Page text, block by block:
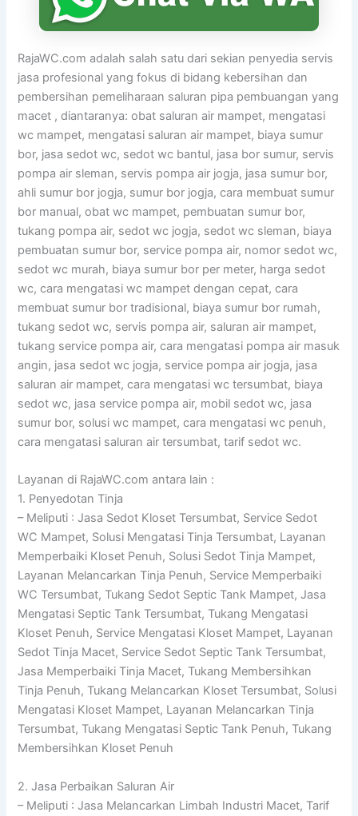
RajaWC.com adalah salah satu dari sekian penyedia servis
jasa profesional yang fokus di bidang kebersihan dan
pembersihan pemeliharaan saluran pipa pembuangan yang
macet , diantaranya: obat saluran air mampet, mengatasi
wc mampet, mengatasi saluran air mampet, biaya sumur
bor, jasa sedot wc, sedot wc bantul, jasa bor sumur, servis
pompa air sleman, servis pompa air jogja, jasa sumur bor,
ahli sumur bor jogja, sumur bor jogja, cara membuat sumur
bor manual, obat wc mampet, pembuatan sumur bor,
tukang pompa air, sedot wc jogja, sedot wc sleman, biaya
pembuatan sumur bor, service pompa air, nomor sedot wc,
sedot wc murah, biaya sumur bor per meter, harga sedot
wc, cara mengatasi wc mampet dengan cepat, cara
membuat sumur bor tradisional, biaya sumur bor rumah,
tukang sedot wc, servis pompa air, saluran air mampet,
tukang service pompa air, cara mengatasi pompa air masuk
angin, jasa sedot wc jogja, service pompa air jogja, jasa
saluran air mampet, cara mengatasi wc tersumbat, biaya
sedot wc, jasa service pompa air, mobil sedot wc, jasa
sumur bor, solusi wc mampet, cara mengatasi wc penuh,
cara mengatasi saluran air tersumbat, tarif sedot wc.
Layanan di RajaWC.com antara lain :
1. Penyedotan Tinja
– Meliputi : Jasa Sedot Kloset Tersumbat, Service Sedot
WC Mampet, Solusi Mengatasi Tinja Tersumbat, Layanan
Memperbaiki Kloset Penuh, Solusi Sedot Tinja Mampet,
Layanan Melancarkan Tinja Penuh, Service Memperbaiki
WC Tersumbat, Tukang Sedot Septic Tank Mampet, Jasa
Mengatasi Septic Tank Tersumbat, Tukang Mengatasi
Kloset Penuh, Service Mengatasi Kloset Mampet, Layanan
Sedot Tinja Macet, Service Sedot Septic Tank Tersumbat,
Jasa Memperbaiki Tinja Macet, Tukang Membersihkan
Tinja Penuh, Tukang Melancarkan Kloset Tersumbat, Solusi
Mengatasi Kloset Mampet, Layanan Melancarkan Tinja
Tersumbat, Tukang Mengatasi Septic Tank Penuh, Tukang
Membersihkan Kloset Penuh
2. Jasa Perbaikan Saluran Air
– Meliputi : Jasa Melancarkan Limbah Industri Macet, Tarif